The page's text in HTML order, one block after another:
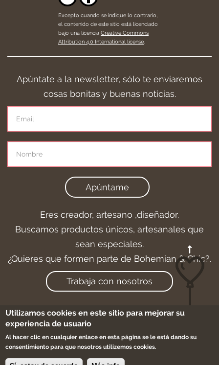
Excepto cuando se indique lo contrario,
el contenido de este sitio está licenciado
bajo una licencia Creative Commons
Attribution 4.0 International license.
Apúntate a la newsletter, sólo te enviaremos
cosas bonitas y buenas noticias.
Apúntame
Eres creador, artesano ,diseñador.
Buscamos productos únicos, artesanales que
sean especiales.
¿Quieres que formen parte de Bohemian & Chic?.
Trabaja con nosotros
Aviso legal-Cookies
-Sitemap
Utilizamos cookies en este sitio para mejorar su
experiencia de usuario
Al hacer clic en cualquier enlace en esta página se le está dando su
consentimiento para que nosotros utilizemos cookies.